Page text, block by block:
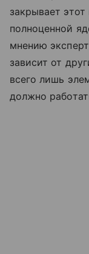
закрывает
полноценной
мнению
зависит от
всего лишь
должно